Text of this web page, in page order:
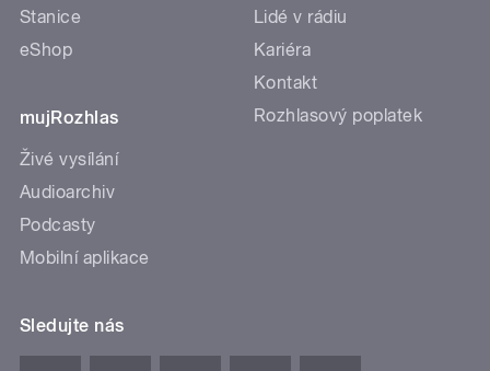
Stanice
eShop
mujRozhlas
Živé vysílání
Audioarchiv
Podcasty
Mobilní aplikace
Lidé v rádiu
Kariéra
Kontakt
Rozhlasový poplatek
Sledujte nás